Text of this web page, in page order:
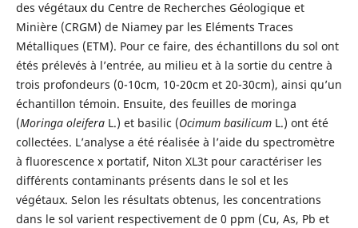
des végétaux du Centre de Recherches Géologique et
Minière (CRGM) de Niamey par les Eléments Traces
Métalliques (ETM). Pour ce faire, des échantillons du sol ont
étés prélevés à l’entrée, au milieu et à la sortie du centre à
trois profondeurs (0-10cm, 10-20cm et 20-30cm), ainsi qu’un
échantillon témoin. Ensuite, des feuilles de moringa
(Moringa oleifera L.) et basilic (Ocimum basilicum L.) ont été
collectées. L’analyse a été réalisée à l’aide du spectromètre
à fluorescence x portatif, Niton XL3t pour caractériser les
différents contaminants présents dans le sol et les
végétaux. Selon les résultats obtenus, les concentrations
dans le sol varient respectivement de 0 ppm (Cu, As, Pb et